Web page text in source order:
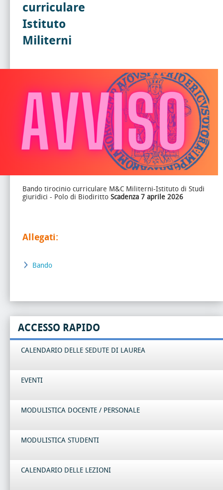
curriculare
Istituto
Militerni
Bando tirocinio curriculare M&C Militerni-Istituto di Studi
giuridici - Polo di Biodiritto Scadenza 7 aprile 2026
Allegati:
Bando
ACCESSO RAPIDO
CALENDARIO DELLE SEDUTE DI LAUREA
EVENTI
MODULISTICA DOCENTE / PERSONALE
MODULISTICA STUDENTI
CALENDARIO DELLE LEZIONI